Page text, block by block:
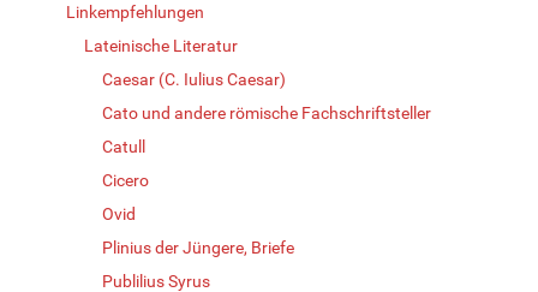
Linkempfehlungen
Lateinische Literatur
Caesar (C. Iulius Caesar)
Cato und andere römische Fachschriftsteller
Catull
Cicero
Ovid
Plinius der Jüngere, Briefe
Publilius Syrus